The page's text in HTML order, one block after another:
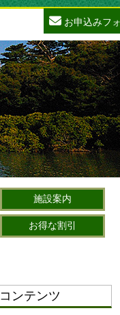
お申込みフ
施設案内
お得な割引
コンテンツ